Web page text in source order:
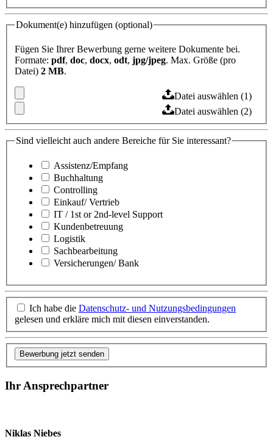
Dokument(e) hinzufügen (optional)
Fügen Sie Ihrer Bewerbung gerne weitere Dokumente bei.
Formate: pdf, doc, docx, odt, jpg/jpeg. Max. Größe (pro
Datei) 2 MB.
Datei auswählen (1)
Datei auswählen (2)
Sind vielleicht auch andere Bereiche für Sie interessant?
Assistenz/Empfang
Buchhaltung
Controlling
Einkauf/ Vertrieb
IT / 1st or 2nd-level Support
Kundenbetreuung
Logistik
Sachbearbeitung
Versicherungen/ Bank
Ich habe die Datenschutz- und Nutzungsbedingungen
gelesen und erkläre mich mit diesen einverstanden.
Bewerbung jetzt senden
Ihr Ansprechpartner
Niklas Niebes